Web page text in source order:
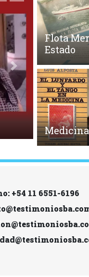
Siguiente
Flota
Estado
+54 11 6551-6196